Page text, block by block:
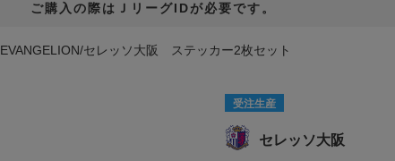
ご購入の際はＪリーグIDが必要です。
EVANGELION/セレッソ大阪 ステッカー2枚セット
受注生産
セレッソ大阪